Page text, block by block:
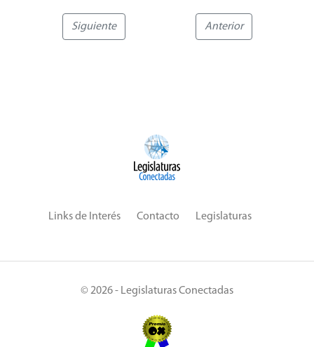
Siguiente Anterior
Links de Interés Contacto Legislaturas
© 2026 - Legislaturas Conectadas